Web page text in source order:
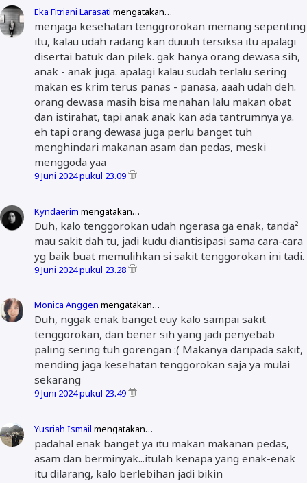
Eka Fitriani Larasati mengatakan…
menjaga kesehatan tenggrorokan memang sepenting
itu, kalau udah radang kan duuuh tersiksa itu apalagi
disertai batuk dan pilek. gak hanya orang dewasa sih,
anak - anak juga. apalagi kalau sudah terlalu sering
makan es krim terus panas - panasa, aaah udah deh.
orang dewasa masih bisa menahan lalu makan obat
dan istirahat, tapi anak anak kan ada tantrumnya ya.
eh tapi orang dewasa juga perlu banget tuh
menghindari makanan asam dan pedas, meski
menggoda yaa
9 Juni 2024 pukul 23.09
Kyndaerim mengatakan…
Duh, kalo tenggorokan udah ngerasa ga enak, tanda²
mau sakit dah tu, jadi kudu diantisipasi sama cara-cara
yg baik buat memulihkan si sakit tenggorokan ini tadi.
9 Juni 2024 pukul 23.28
Monica Anggen mengatakan…
Duh, nggak enak banget euy kalo sampai sakit
tenggorokan, dan bener sih yang jadi penyebab
paling sering tuh gorengan :( Makanya daripada sakit,
mending jaga kesehatan tenggorokan saja ya mulai
sekarang
9 Juni 2024 pukul 23.49
Yusriah Ismail mengatakan…
padahal enak banget ya itu makan makanan pedas,
asam dan berminyak...itulah kenapa yang enak-enak
itu dilarang, kalo berlebihan jadi bikin